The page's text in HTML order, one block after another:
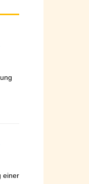
einer